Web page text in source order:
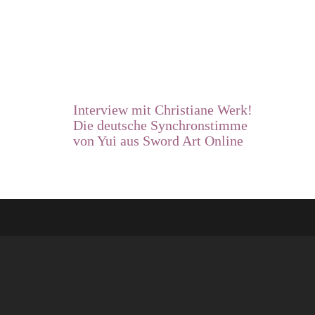
Interview mit Christiane Werk!
Die deutsche Synchronstimme
von Yui aus Sword Art Online